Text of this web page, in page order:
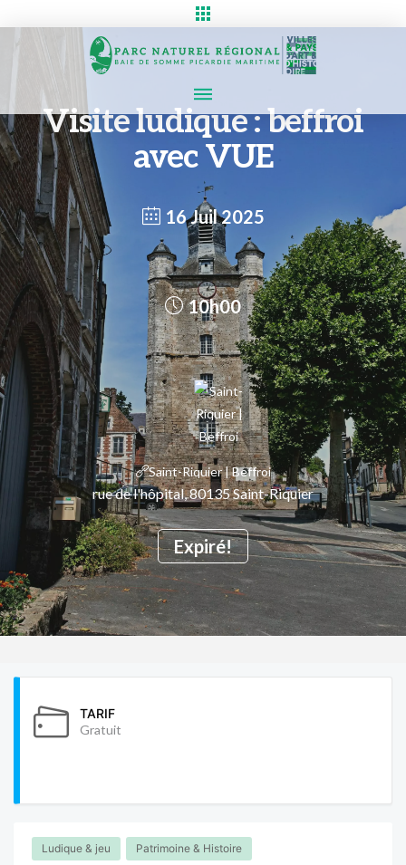
Visite ludique : beffroi
avec VUE
16 Juil 2025
Expiré!
10h00
Saint-Riquier | Beffroi
rue de l'hôpital, 80135 Saint-Riquier
TARIF
Gratuit
Ludique & jeu Patrimoine & Histoire